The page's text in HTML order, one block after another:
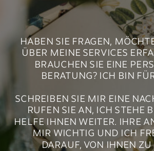
HABEN SIE FRAGEN,
ÜBER MEINE SERVICES
BRAUCHEN SIE EINE
BERATUNG? ICH BIN
SCHREIBEN SIE MIR EINE
RUFEN SIE AN, ICH STEHE
HELFE IHNEN WEITER. IHRE
MIR WICHTIG UND ICH
DARAUF, VON IHNEN ZU